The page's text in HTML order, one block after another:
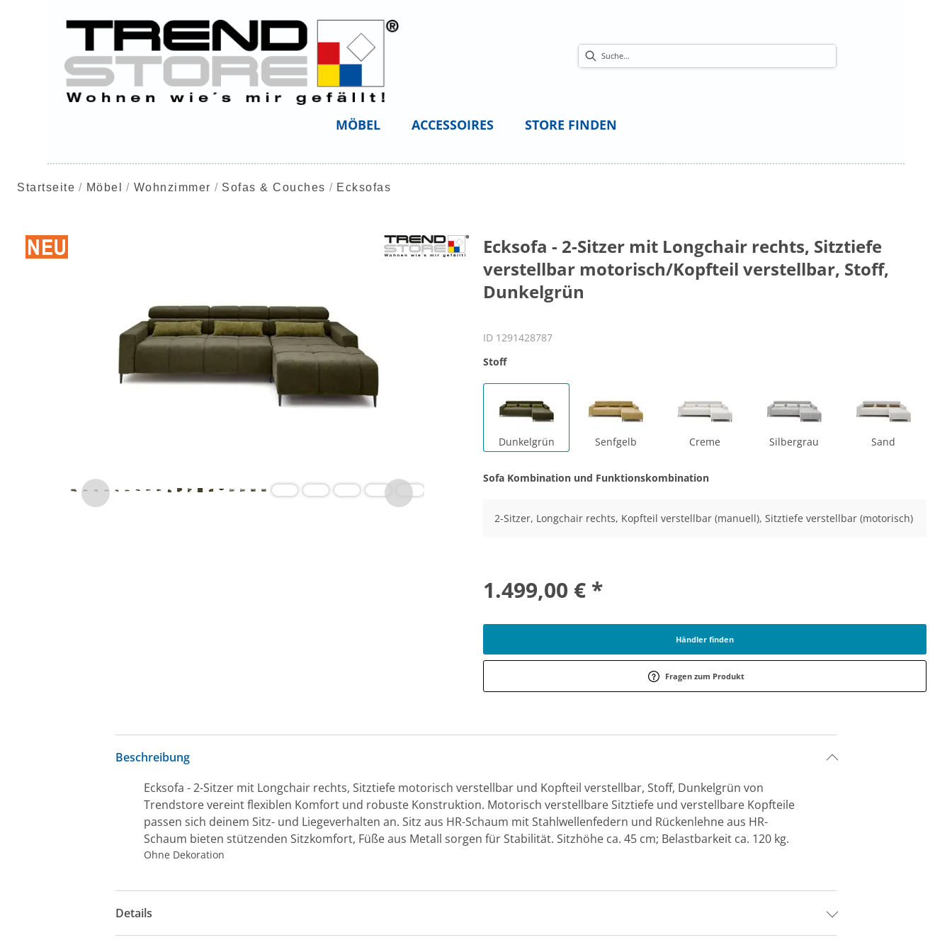
MÖBEL ACCESSOIRES STORE FINDEN
Startseite Möbel Wohnzimmer Sofas & Couches Ecksofas
Ecksofa - 2-Sitzer mit Longchair rechts, Sitztiefe
verstellbar motorisch/Kopfteil verstellbar, Stoff,
Dunkelgrün
ID 1291428787
Stoff
Dunkelgrün Senfgelb Creme Silbergrau Sand
Sofa Kombination und Funktionskombination
2-Sitzer, Longchair rechts, Kopfteil verstellbar (manuell), Sitztiefe verstellbar (motorisch)
1.499,00 € *
Händler finden
Fragen zum Produkt
Beschreibung
Ecksofa - 2-Sitzer mit Longchair rechts, Sitztiefe motorisch verstellbar und Kopfteil verstellbar, Stoff, Dunkelgrün von
Trendstore vereint flexiblen Komfort und robuste Konstruktion. Motorisch verstellbare Sitztiefe und verstellbare Kopfteile
passen sich deinem Sitz- und Liegeverhalten an. Sitz aus HR-Schaum mit Stahlwellenfedern und Rückenlehne aus HR-
Schaum bieten stützenden Sitzkomfort, Füße aus Metall sorgen für Stabilität. Sitzhöhe ca. 45 cm; Belastbarkeit ca. 120 kg.
Ohne Dekoration
Details